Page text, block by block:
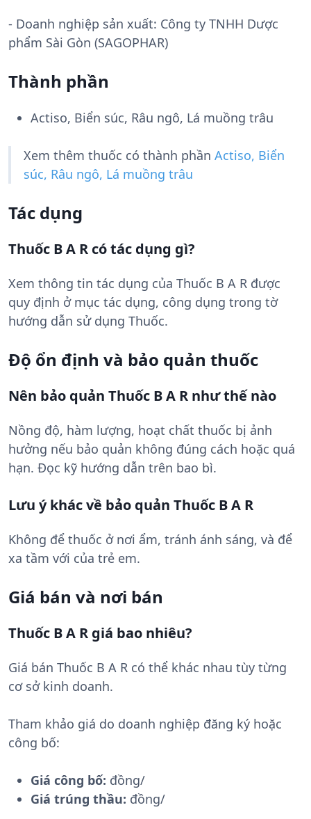
- Doanh nghiệp sản xuất: Công ty TNHH Dược
phẩm Sài Gòn (SAGOPHAR)
Thành phần
Actiso, Biển súc, Râu ngô, Lá muồng trâu
Xem thêm thuốc có thành phần Actiso, Biển
súc, Râu ngô, Lá muồng trâu
Tác dụng
Thuốc B A R có tác dụng gì?
Xem thông tin tác dụng của Thuốc B A R được
quy định ở mục tác dụng, công dụng trong tờ
hướng dẫn sử dụng Thuốc.
Độ ổn định và bảo quản thuốc
Nên bảo quản Thuốc B A R như thế nào
Nồng độ, hàm lượng, hoạt chất thuốc bị ảnh
hưởng nếu bảo quản không đúng cách hoặc quá
hạn. Đọc kỹ hướng dẫn trên bao bì.
Lưu ý khác về bảo quản Thuốc B A R
Không để thuốc ở nơi ẩm, tránh ánh sáng, và để
xa tầm với của trẻ em.
Giá bán và nơi bán
Thuốc B A R giá bao nhiêu?
Giá bán Thuốc B A R có thể khác nhau tùy từng
cơ sở kinh doanh.
Tham khảo giá do doanh nghiệp đăng ký hoặc
công bố:
Giá công bố: đồng/
Giá trúng thầu: đồng/